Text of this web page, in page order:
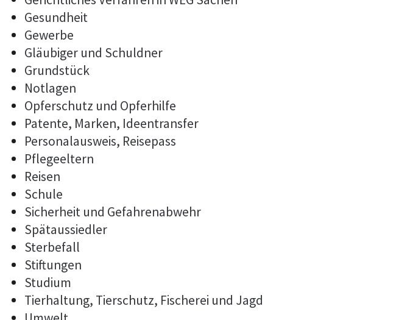
Gesundheit
Gewerbe
Gläubiger und Schuldner
Grundstück
Notlagen
Opferschutz und Opferhilfe
Patente, Marken, Ideentransfer
Personalausweis, Reisepass
Pflegeeltern
Reisen
Schule
Sicherheit und Gefahrenabwehr
Spätaussiedler
Sterbefall
Stiftungen
Studium
Tierhaltung, Tierschutz, Fischerei und Jagd